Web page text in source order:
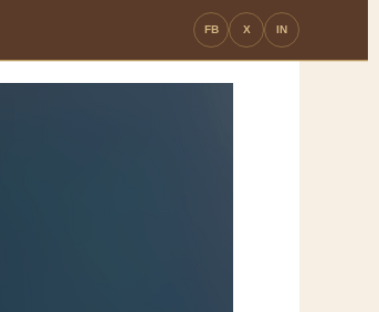
FB X IN